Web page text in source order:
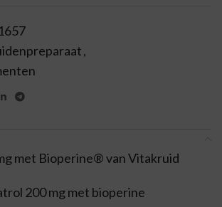
,
met Bioperine® van Vitakruid
200 mg met bioperine